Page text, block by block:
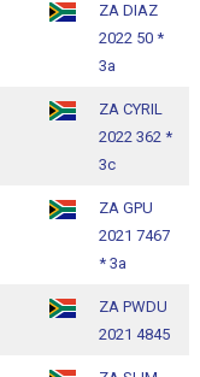
ZA DIAZ
2022 50 *
3a
ZA CYRIL
2022 362 *
3c
ZA GPU
2021 7467
* 3a
ZA PWDU
2021 4845